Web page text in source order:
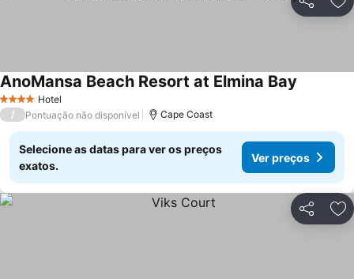
Partilhar
4 EstrelasHotel
AnoMansa Beach Resort at Elmina Bay
/ Pontuação não disponível Cape Coast
Selecione as datas para ver os preços
exatos.
Ver preços
Partilhar